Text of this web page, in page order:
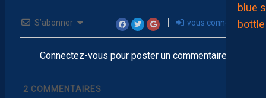
S’abonner vous connecter
Connectez-vous pour poster un commentaire
2 COMMENTAIRES